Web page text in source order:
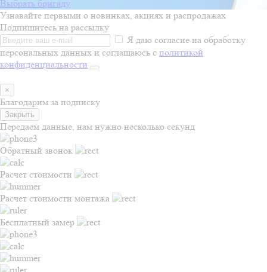
Выбрать бригаду
Узнавайте первыми о новинках, акциях и распродажах
Подпишитесь на рассылку
Я даю согласие на обработку
персональных данных и соглашаюсь с политикой
конфиденциальности
×
Благодарим за подписку
Закрыть
Передаем данные, нам нужно несколько секунд
Обратный звонок
Расчет стоимости
Расчет стоимости монтажа
Бесплатный замер